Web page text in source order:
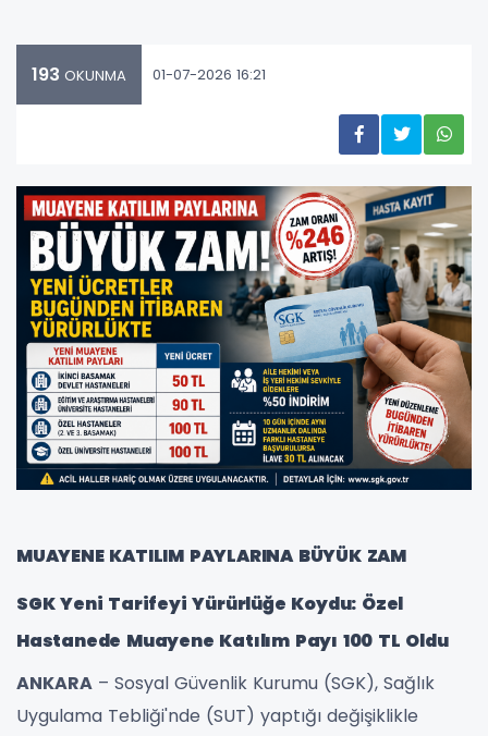
193 OKUNMA 01-07-2026 16:21
MUAYENE KATILIM PAYLARINA BÜYÜK ZAM
SGK Yeni Tarifeyi Yürürlüğe Koydu: Özel
Hastanede Muayene Katılım Payı 100 TL Oldu
ANKARA – Sosyal Güvenlik Kurumu (SGK), Sağlık
Uygulama Tebliği'nde (SUT) yaptığı değişiklikle